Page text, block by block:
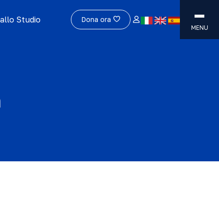
Studio Dona ora
MENU